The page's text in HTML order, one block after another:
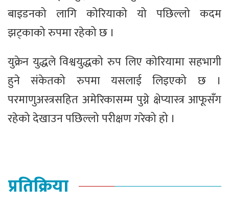
बाइडनको लागि कोरियाको यो पछिल्लो कदम
झट्काको रुपमा रहेको छ ।
युक्रेन युद्धले विश्वयुद्धको रुप लिए कोरियामा सहभागी
हुने संकेतको रुपमा यसलाई लिइएको छ ।
परमाणुअस्त्रसहित अमेरिकासम्म पुग्ने क्षेप्यास्त्र आफूसँग
रहेको देखाउन पछिल्लो परीक्षण गरेको हो ।
प्रतिक्रिया